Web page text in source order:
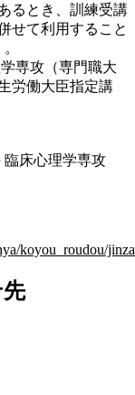
るとき、訓練受講
せて利用すること
専攻（専門職大
労働大臣指定講
臨床心理学専攻
koyou_roudou/